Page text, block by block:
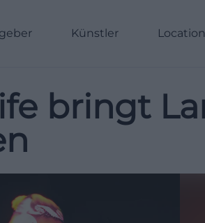
Künstler
bringt